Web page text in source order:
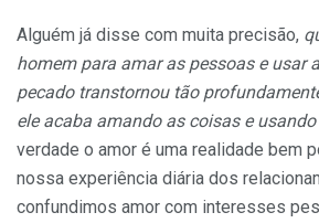
Alguém já disse com muita precisão,
homem para amar as pessoas e usar
pecado transtornou tão
ele acaba amando as coisas e
verdade o amor é uma realidade bem
nossa experiência diária dos
confundimos amor com interesses